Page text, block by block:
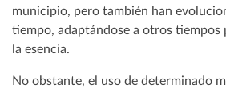
municipio, pero también han
tiempo, adaptándose a otros tiempos
la esencia.
No obstante, el uso de determinado